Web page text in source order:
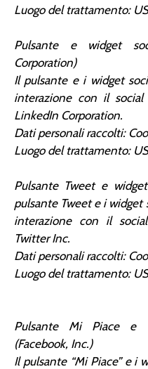
Luogo del trattamento:
Pulsante e widget
Corporation)
Il pulsante e i widget
interazione con il
LinkedIn Corporation.
Dati personali raccolti:
Luogo del trattamento:
Pulsante Tweet e
pulsante Tweet e i widget
interazione con il
Twitter Inc.
Dati personali raccolti:
Luogo del trattamento:
Pulsante Mi Piace e
(Facebook, Inc.)
Il pulsante “Mi Piace” e i